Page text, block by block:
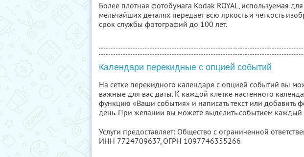
Более плотная фотобумага Kodak ROYAL, используемая
мельчайших деталях передает всю яркость и четкость
срок службы фотографий до 100 лет.
Календари перекидные с опцией событий
На сетке перекидного календаря с опцией событий вы
важные для вас даты. К каждой клетке настенного
функцию «Ваши события» и написать текст или добавить
день. При желании вы можете выделить событием каждый
Услуги предоставляет: Общество с ограниченной
ИНН 7724709637, ОГРН 1097746355266